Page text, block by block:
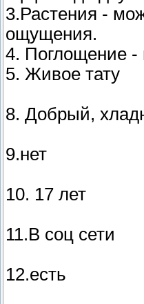
3.Растения -
ощущения.
4. Поглощение -
5. Живое тату
8. Добрый,
9.нет
10. 17 лет
11.В соц сети
12.есть